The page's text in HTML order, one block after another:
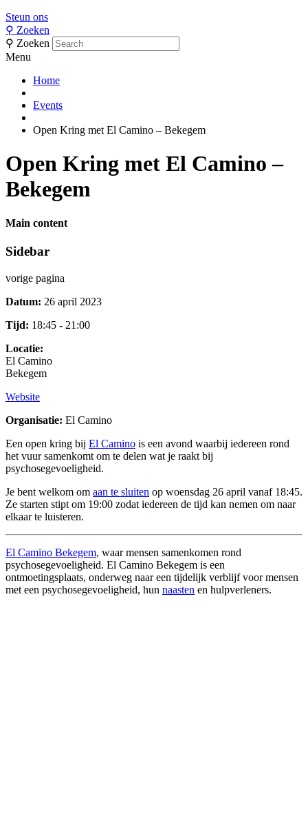
Steun ons
⚲ Zoeken
⚲ Zoeken
Menu
Home
Events
Open Kring met El Camino – Bekegem
Open Kring met El Camino –
Bekegem
Main content
Sidebar
vorige pagina
Datum: 26 april 2023
Tijd: 18:45 - 21:00
Locatie:
El Camino
Bekegem
Website
Organisatie: El Camino
Een open kring bij El Camino is een avond waarbij iedereen rond
het vuur samenkomt om te delen wat je raakt bij
psychosegevoeligheid.
Je bent welkom om aan te sluiten op woensdag 26 april vanaf 18:45.
Ze starten stipt om 19:00 zodat iedereen de tijd kan nemen om naar
elkaar te luisteren.
El Camino Bekegem, waar mensen samenkomen rond
psychosegevoeligheid. El Camino Bekegem is een
ontmoetingsplaats, onderweg naar een tijdelijk verblijf voor mensen
met een psychosegevoeligheid, hun naasten en hulpverleners.